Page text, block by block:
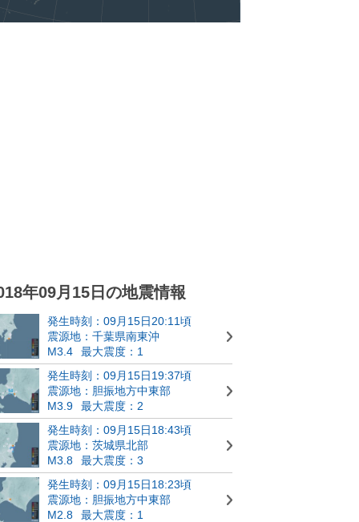
年09月15日の地震情報
発生時刻：09月15日20:11頃
震源地：千葉県南東沖
M3.4
最大震度：1
発生時刻：09月15日19:37頃
震源地：胆振地方中東部
M3.9
最大震度：2
発生時刻：09月15日18:43頃
震源地：茨城県北部
M3.8
最大震度：3
発生時刻：09月15日18:23頃
震源地：胆振地方中東部
M2.8
最大震度：1